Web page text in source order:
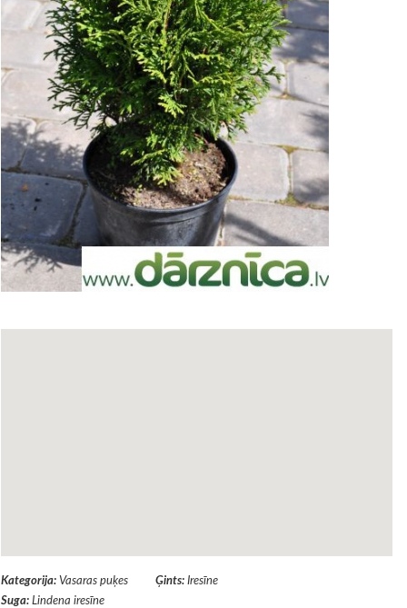
Kategorija: Vasaras puķes Ģints: Iresīne
Suga: Lindena iresīne